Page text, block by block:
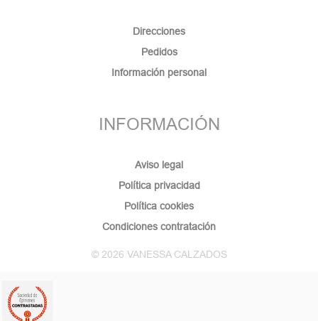
Direcciones
Pedidos
Información personal
INFORMACIÓN
Aviso legal
Política privacidad
Política cookies
Condiciones contratación
© 2026 VANESSA CALZADOS